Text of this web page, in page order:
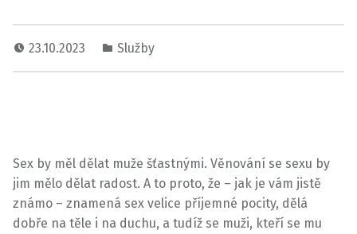
23.10.2023 Služby
Sex by měl dělat muže šťastnými. Věnování se sexu by
jim mělo dělat radost. A to proto, že – jak je vám jistě
známo – znamená sex velice příjemné pocity, dělá
dobře na těle i na duchu, a tudíž se muži, kteří se mu